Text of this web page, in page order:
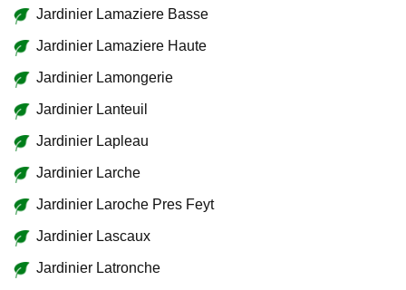
Jardinier Lamaziere Basse
Jardinier Lamaziere Haute
Jardinier Lamongerie
Jardinier Lanteuil
Jardinier Lapleau
Jardinier Larche
Jardinier Laroche Pres Feyt
Jardinier Lascaux
Jardinier Latronche